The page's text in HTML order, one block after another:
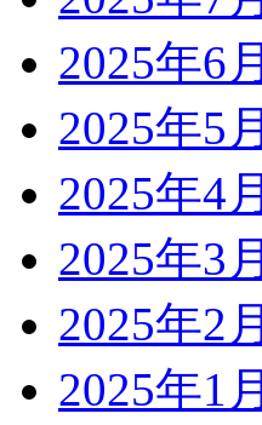
2025年6月
2025年5月
2025年4月
2025年3月
2025年2月
2025年1月